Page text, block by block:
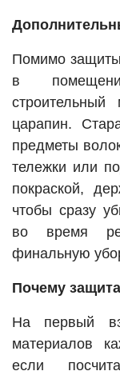
Помимо
в
царапин.
предметы
тележки или
покраской,
чтобы сразу
во время
финальную
Почему
На первый
материалов
если